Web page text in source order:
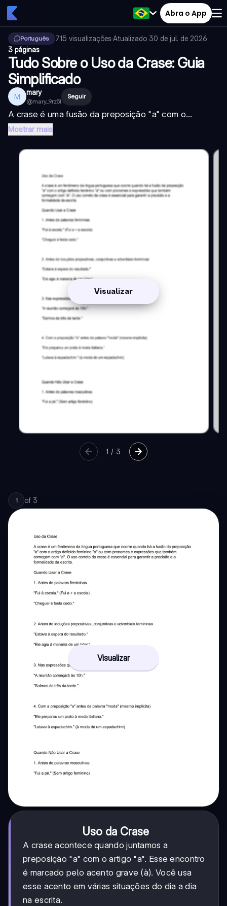
Abra o App
Português 715 visualizações·Atualizado 30 de jul. de 2026·
3 páginas
Tudo Sobre o Uso da Crase: Guia
Simplificado
M mary
@mary_9rz5l
Seguir
A crase é uma fusão da preposição "a" com o...
Mostrar mais
Visualizar
1 / 3
1 of 3
Visualizar
Uso da Crase
A crase acontece quando juntamos a
preposição "a" com o artigo "a". Esse encontro
é marcado pelo acento grave (à). Você usa
esse acento em várias situações do dia a dia
na escrita.